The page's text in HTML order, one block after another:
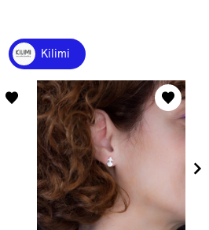
Kilimi